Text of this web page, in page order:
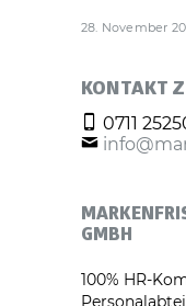
28. November
KONTAKT
0711
GMBH
100% HR-